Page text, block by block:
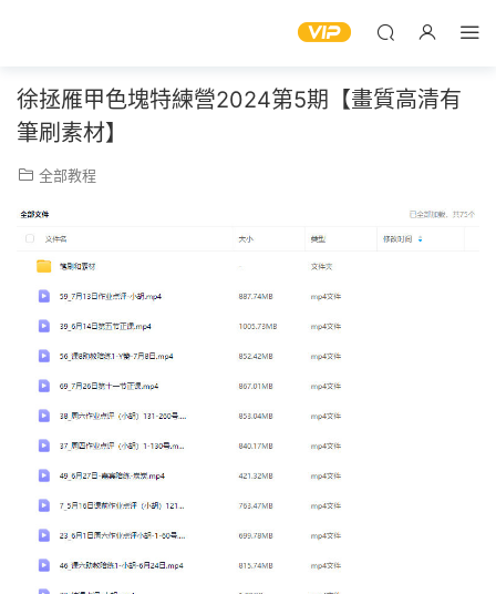
徐拯雁甲色塊特練營2024第5期【畫質高清有
筆刷素材】
全部教程